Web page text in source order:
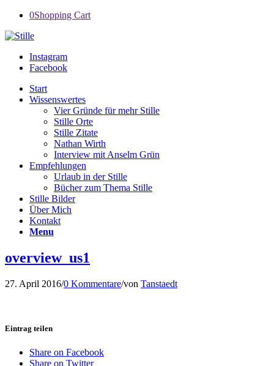
0Shopping Cart
Instagram
Facebook
Start
Wissenswertes
Vier Gründe für mehr Stille
Stille Orte
Stille Zitate
Nathan Wirth
Interview mit Anselm Grün
Empfehlungen
Urlaub in der Stille
Bücher zum Thema Stille
Stille Bilder
Über Mich
Kontakt
Menu
overview_us1
27. April 2016/0 Kommentare/von Tanstaedt
Eintrag teilen
Share on Facebook
Share on Twitter